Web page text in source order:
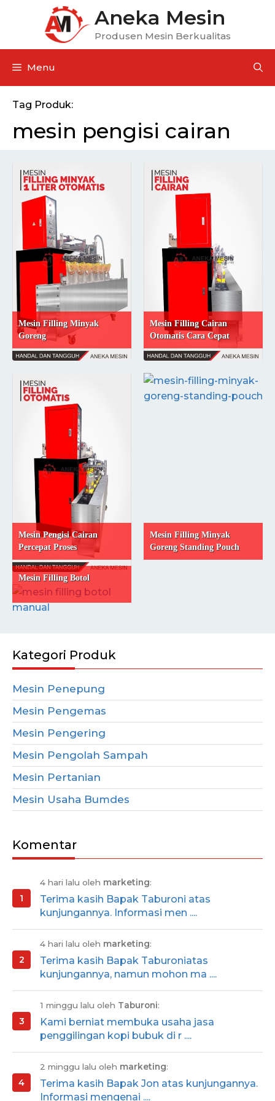
Aneka Mesin
Produsen Mesin Berkualitas
Menu
Tag Produk:
mesin pengisi cairan
Mesin Filling Minyak
Goreng
Mesin Filling Cairan
Otomatis Cara Cepat
Mengemas Produk Cairan
Anda
Mesin Pengisi Cairan
Percepat Proses
Mesin Filling Minyak
Goreng Standing Pouch
Mesin Filling Botol
Kategori Produk
Mesin Penepung
Mesin Pengemas
Mesin Pengering
Mesin Pengolah Sampah
Mesin Pertanian
Mesin Usaha Bumdes
Komentar
4 hari lalu oleh marketing:
Terima kasih Bapak Taburoni atas
kunjungannya. Informasi men ....
4 hari lalu oleh marketing:
Terima kasih Bapak Taburoniatas
kunjungannya, namun mohon ma ....
1 minggu lalu oleh Taburoni:
Kami berniat membuka usaha jasa
penggilingan kopi bubuk di r ....
2 minggu lalu oleh marketing:
Terima kasih Bapak Jon atas kunjungannya.
Informasi mengenai ....